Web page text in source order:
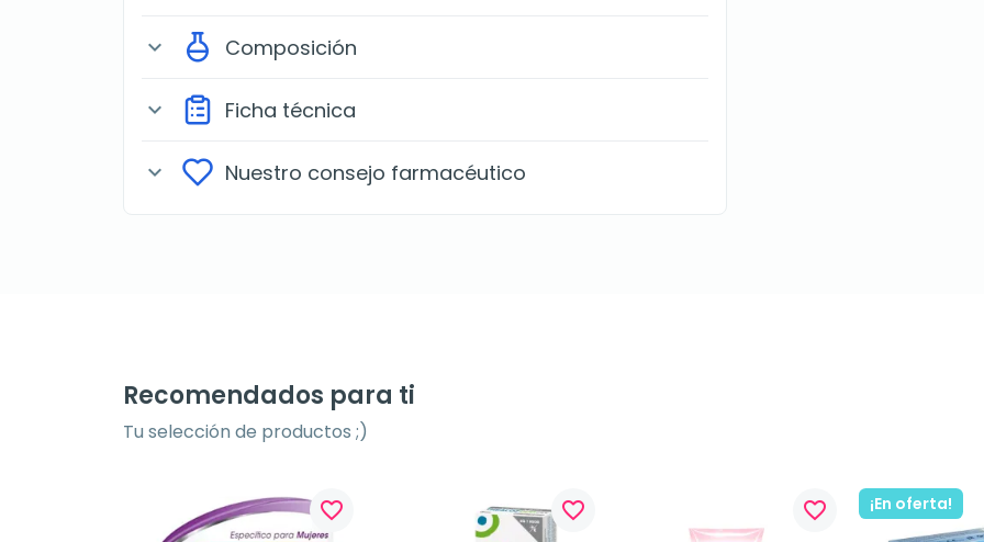
expand_more Composición
expand_more Ficha técnica
expand_more Nuestro consejo farmacéutico
Recomendados para ti
Tu selección de productos ;)
favorite_border favorite_border favorite_border ¡En oferta!